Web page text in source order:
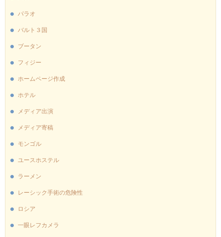
パラオ
バルト３国
ブータン
フィジー
ホームページ作成
ホテル
メディア出演
メディア寄稿
モンゴル
ユースホステル
ラーメン
レーシック手術の危険性
ロシア
一眼レフカメラ